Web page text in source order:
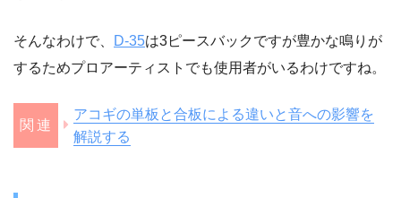
そんなわけで、 D-35は3ピースバックですが豊かな鳴りが
するためプロアーティストでも使用者がいるわけですね。
アコギの単板と合板による違いと音への影響を
解説する